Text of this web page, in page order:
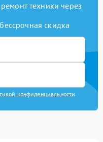
техники через
скидка
конфиденциальности